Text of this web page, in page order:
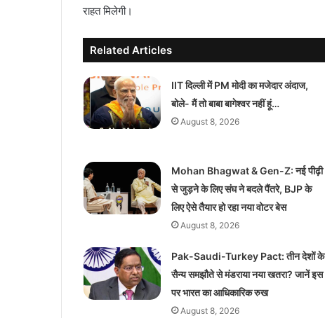
राहत मिलेगी।
Related Articles
IIT दिल्ली में PM मोदी का मजेदार अंदाज,
बोले- मैं तो बाबा बागेश्वर नहीं हूं…
August 8, 2026
Mohan Bhagwat & Gen-Z: नई पीढ़ी
से जुड़ने के लिए संघ ने बदले पैंतरे, BJP के
लिए ऐसे तैयार हो रहा नया वोटर बेस
August 8, 2026
Pak-Saudi-Turkey Pact: तीन देशों के
सैन्य समझौते से मंडराया नया खतरा? जानें इस
पर भारत का आधिकारिक रुख
August 8, 2026